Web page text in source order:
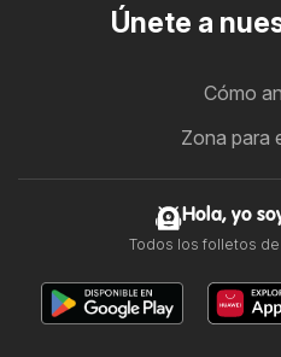
Únete a
Cómo
Zona para
Hola, yo
Todos los folletos de